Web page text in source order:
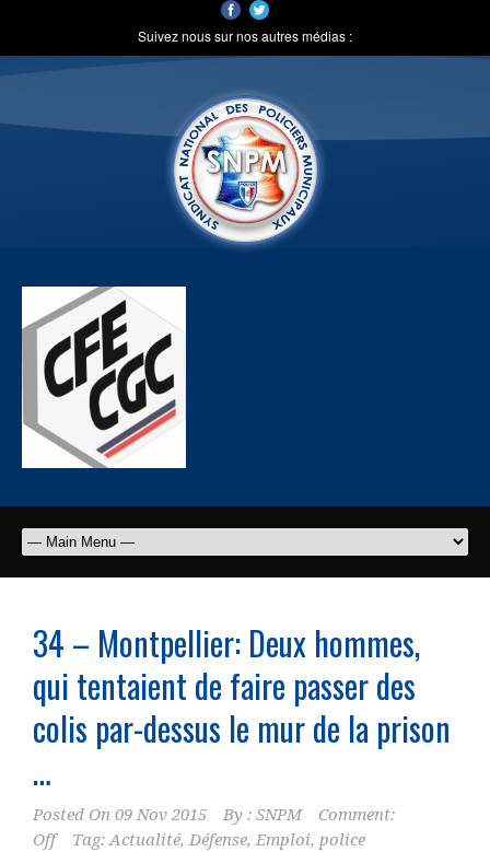
Suivez nous sur nos autres médias :
34 – Montpellier: Deux hommes,
qui tentaient de faire passer des
colis par-dessus le mur de la prison
…
Posted On 09 Nov 2015 By : SNPM
Comment:
Off
Tag:Actualité, Défense, Emploi, police